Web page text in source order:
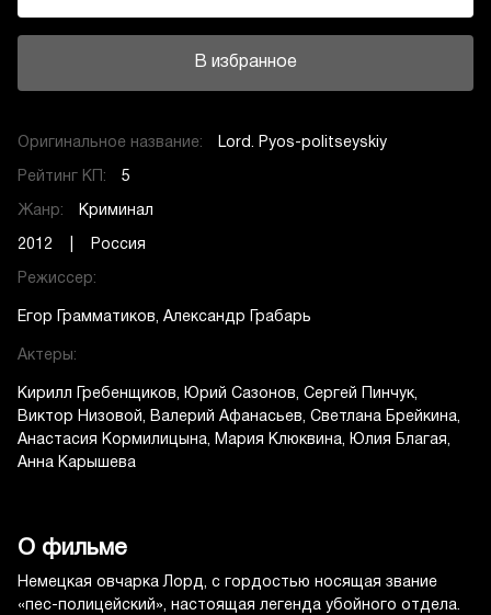
В избранное
Оригинальное название: Lord. Pyos-politseyskiy
Рейтинг КП: 5
Жанр: Криминал
2012 | Россия
Режиссер:
Егор Грамматиков Александр Грабарь
Актеры:
Кирилл Гребенщиков Юрий Сазонов
Сергей Пинчук
Виктор Низовой
Валерий Афанасьев
Светлана Брейкина
Анастасия Кормилицына
Мария Клюквина
Юлия Благая
Анна Карышева
О фильме
Немецкая овчарка Лорд, с гордостью носящая звание
«пес-полицейский», настоящая легенда убойного отдела.